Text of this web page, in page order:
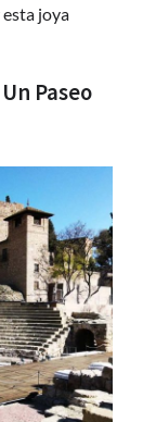
joya
Paseo